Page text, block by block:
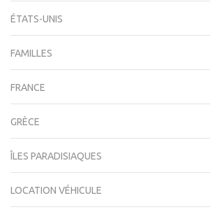
ÉTATS-UNIS
FAMILLES
FRANCE
GRÈCE
ÎLES PARADISIAQUES
LOCATION VÉHICULE